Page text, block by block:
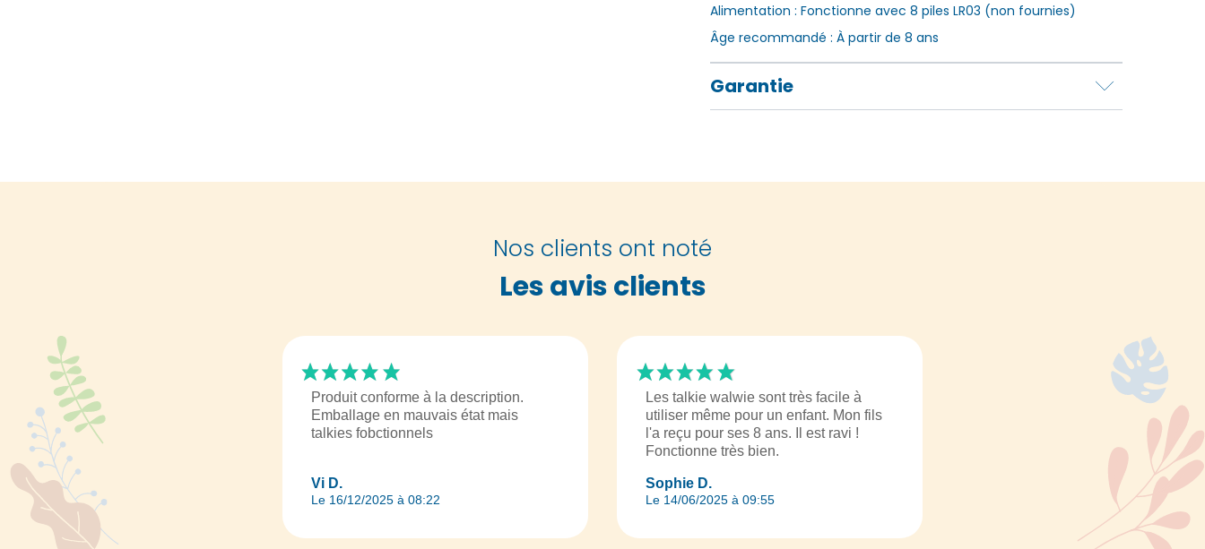
Alimentation : Fonctionne avec 8 piles LR03 (non fournies)
Âge recommandé : À partir de 8 ans
Garantie
Nos clients ont noté
Les avis clients
Vi D.
Le 16/12/2025 à 08:22
Produit conforme à la description.
Emballage en mauvais état mais
talkies fobctionnels
Sophie D.
Le 14/06/2025 à 09:55
Les talkie walwie sont très facile à
utiliser même pour un enfant. Mon fils
l'a reçu pour ses 8 ans. Il est ravi !
Fonctionne très bien.